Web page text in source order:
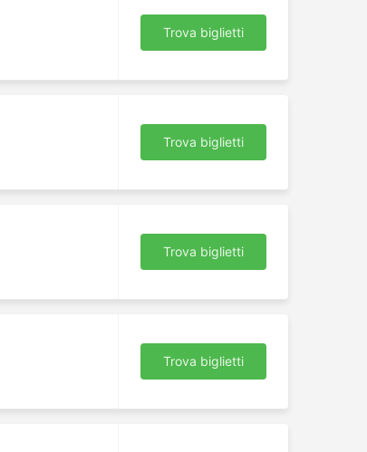
Trova biglietti
Trova biglietti
Trova biglietti
Trova biglietti